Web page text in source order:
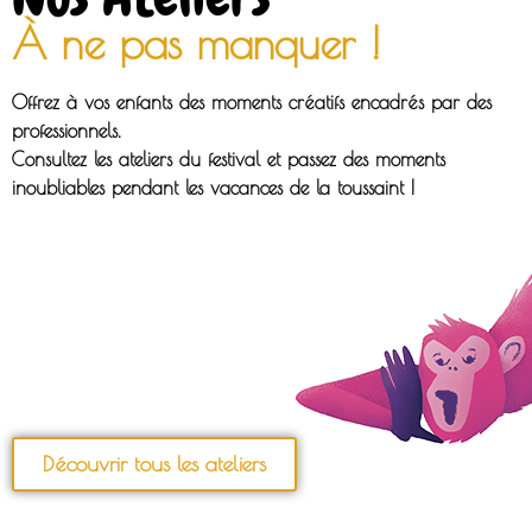
À ne pas manquer !
Offrez à vos enfants des moments créatifs encadrés par des
professionnels.
Consultez les ateliers du festival et passez des moments
inoubliables pendant les vacances de la toussaint !
Découvrir tous les ateliers